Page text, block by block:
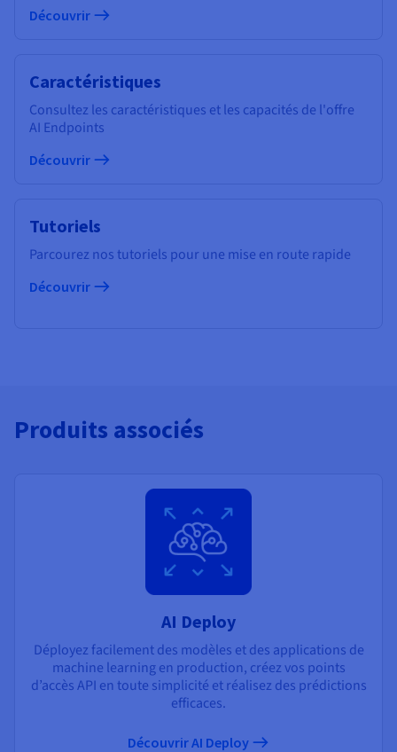
Découvrir
Caractéristiques
Consultez les caractéristiques et les capacités de l'offre
AI Endpoints
Découvrir
Tutoriels
Parcourez nos tutoriels pour une mise en route rapide
Découvrir
Produits associés
AI Deploy
Déployez facilement des modèles et des applications de
machine learning en production, créez vos points
d’accès API en toute simplicité et réalisez des prédictions
efficaces.
Découvrir AI Deploy